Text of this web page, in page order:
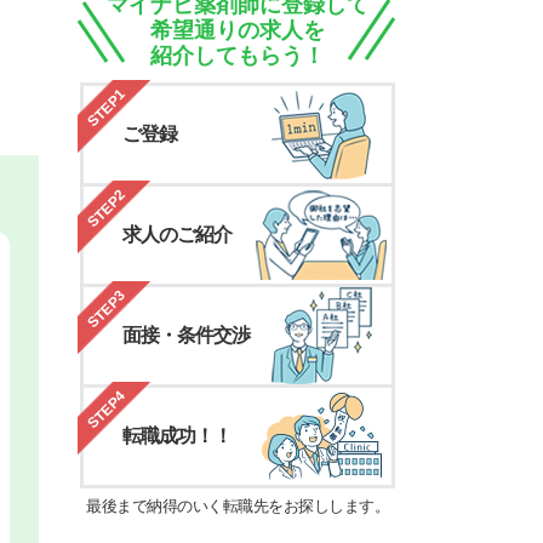
マイナビ薬剤師に登録して
希望通りの求人を
紹介してもらう！
STEP1
ご登録
STEP2
求人のご紹介
STEP3
面接・条件交渉
STEP4
転職成功！！
最後まで納得のいく転職先をお探しします。